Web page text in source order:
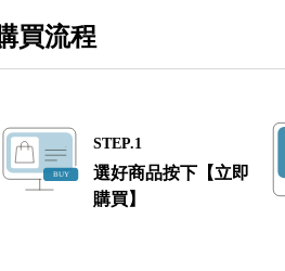
買流程
STEP.1
選好商品按下【立即
購買】